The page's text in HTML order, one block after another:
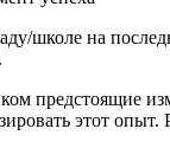
школе на
предстоящие
этот